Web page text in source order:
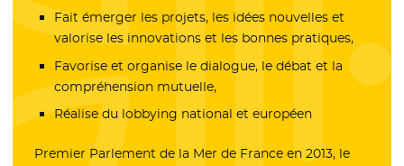
Fait émerger les projets, les idées nouvelles et
valorise les innovations et les bonnes pratiques,
Favorise et organise le dialogue, le débat et la
compréhension mutuelle,
Réalise du lobbying national et européen
Premier Parlement de la Mer de France en 2013, le